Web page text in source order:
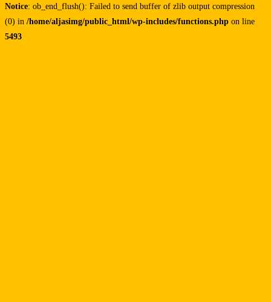
Notice: ob_end_flush(): Failed to send buffer of zlib output compression
(0) in /home/aljasimg/public_html/wp-includes/functions.php on line
5493